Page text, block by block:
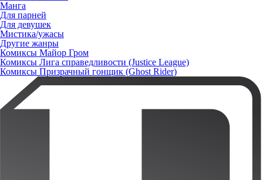
Манга
Для парней
Для девушек
Мистика/ужасы
Другие жанры
Комиксы Майор Гром
Комиксы Лига справедливости (Justice League)
Комиксы Призрачный гонщик (Ghost Rider)